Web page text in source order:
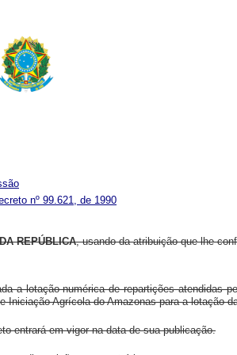
nº 99.621, de 1990
REPÚBLICA, usando da atribuição que lhe
a lotação numérica de repartições atendidas
Iniciação Agrícola do Amazonas para a lotação
entrará em vigor na data de sua publicação.